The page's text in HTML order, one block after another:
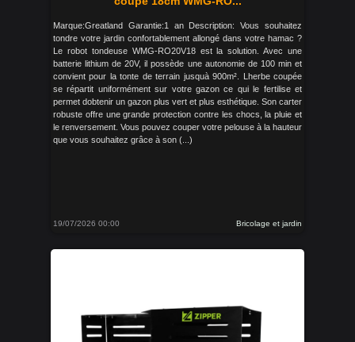
Marque:Greatland Garantie:1 an Description: Vous souhaitez
tondre votre jardin confortablement allongé dans votre hamac ?
Le robot tondeuse WMG-RO20V18 est la solution. Avec une
batterie lithium de 20V, il possède une autonomie de 100 min et
convient pour la tonte de terrain jusquà 900m². Lherbe coupée
se répartit uniformément sur votre gazon ce qui le fertilise et
permet dobtenir un gazon plus vert et plus esthétique. Son carter
robuste offre une grande protection contre les chocs, la pluie et
le renversement. Vous pouvez couper votre pelouse à la hauteur
que vous souhaitez grâce à son (...)
19/07/2026 00:00 Bricolage et jardin